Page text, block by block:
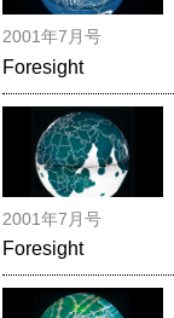
2001年7月号
Foresight
2001年7月号
Foresight